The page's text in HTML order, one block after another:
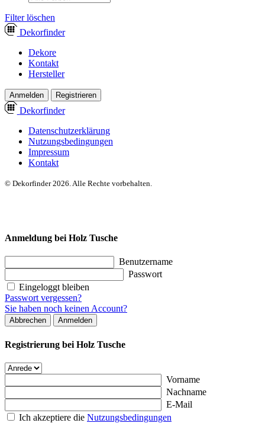
­Filter löschen
Dekorfinder
Dekore
Kontakt
Hersteller
Anmelden Registrieren
Dekorfinder
Datenschutzerklärung
Nutzungsbedingungen
Impressum
Kontakt
© Dekorfinder 2026. Alle Rechte vorbehalten.
Anmeldung bei Holz Tusche
Benutzername
Passwort
Eingeloggt bleiben
Passwort vergessen?
Sie haben noch keinen Account?
Abbrechen Anmelden
Registrierung bei Holz Tusche
Vorname
Nachname
E-Mail
Ich akzeptiere die Nutzungsbedingungen